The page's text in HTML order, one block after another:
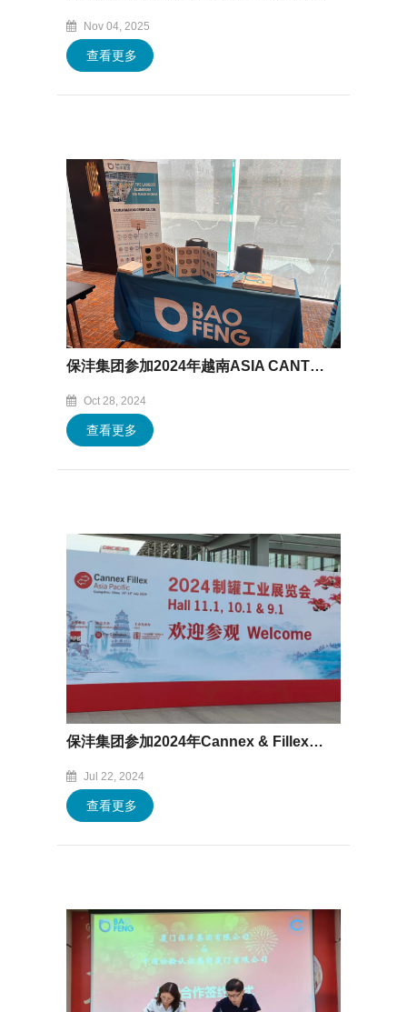
Nov 04, 2025
查看更多
保沣集团参加2024年越南ASIA CANTECH展会
Oct 28, 2024
查看更多
保沣集团参加2024年Cannex & Fillex国际制罐工业展会
Jul 22, 2024
查看更多